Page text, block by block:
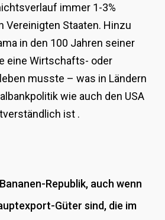
immer 1-3%
Vereinigten Staaten. Hinzu
in den 100 Jahren seiner
eine Wirtschafts- oder
musste – was in Ländern
wie auch den USA
ist .
Republik, auch wenn
Güter sind, die im